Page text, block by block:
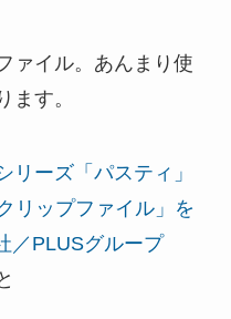
ァイル。あんまり使
ます。
リーズ「パスティ」
リップファイル」を
／PLUSグループ